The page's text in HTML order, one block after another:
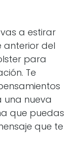
a estirar
del
para
Te
nueva
que puedas
que te